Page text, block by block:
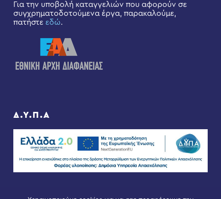
Για την υποβολή καταγγελιών που αφορούν σε
συγχρηματοδοτούμενα έργα, παρακαλούμε,
πατήστε εδώ.
Δ.Υ.Π.Α